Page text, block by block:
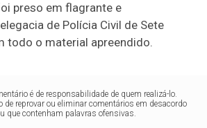
preso em flagrante e
de Polícia Civil de Sete
todo o material apreendido.
é de responsabilidade de quem realizá-lo.
de reprovar ou eliminar comentários em desacordo
que contenham palavras ofensivas.